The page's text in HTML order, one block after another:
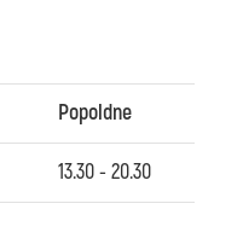
Popoldne
13.30 - 20.30